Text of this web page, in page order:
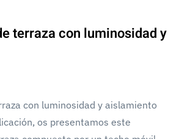
terraza con luminosidad y
con luminosidad y aislamiento
os presentamos este